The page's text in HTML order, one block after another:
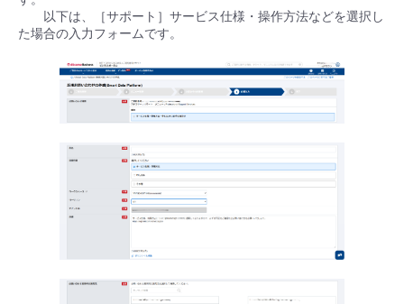
以下は、［サポート］サービス仕様・操作方法などを選択し
た場合の入力フォームです。